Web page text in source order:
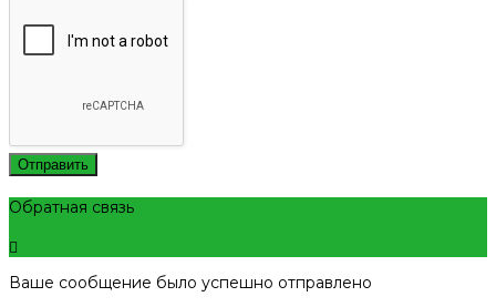
Отправить
Обратная связь
Ваше сообщение было успешно отправлено